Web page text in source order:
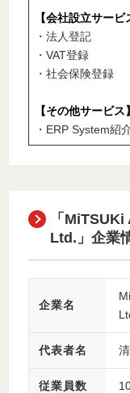
【会社設立サービ
・法人登記
・VAT登録
・社会保険登録
【その他サービス】
・ERP System紹
「
Ltd.」企業
企業名
代表者名
従業員数